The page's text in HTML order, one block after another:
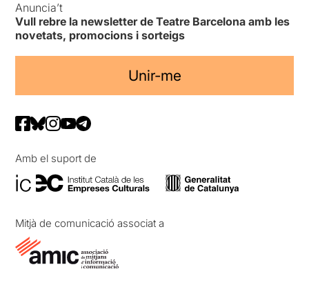
Anuncia’t
Vull rebre la newsletter de Teatre Barcelona amb les
novetats, promocions i sorteigs
Unir-me
Amb el suport de
Mitjà de comunicació associat a